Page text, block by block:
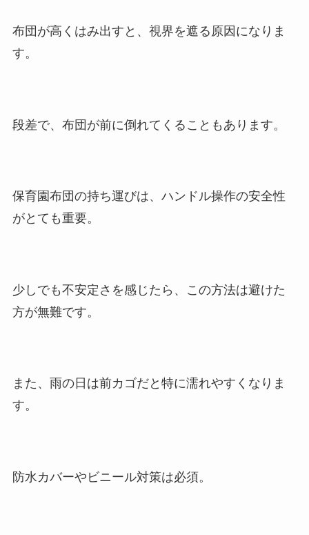
布団が高くはみ出すと、視界を遮る原因になりま
す。
段差で、布団が前に倒れてくることもあります。
保育園布団の持ち運びは、ハンドル操作の安全性
がとても重要。
少しでも不安定さを感じたら、この方法は避けた
方が無難です。
また、雨の日は前カゴだと特に濡れやすくなりま
す。
防水カバーやビニール対策は必須。